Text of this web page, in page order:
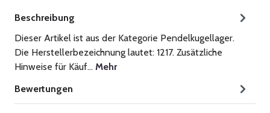
Beschreibung
Dieser Artikel ist aus der Kategorie Pendelkugellager.
Die Herstellerbezeichnung lautet: 1217. Zusätzliche
Hinweise für Käuf… Mehr
Bewertungen